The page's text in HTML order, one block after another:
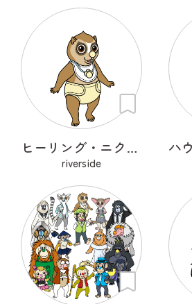
ヒーリング・ニクチセブス・クーカン
riverside